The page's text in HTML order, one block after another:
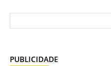
PUBLICIDADE